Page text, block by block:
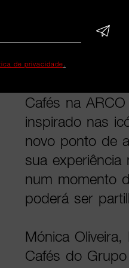
Nesta edição, a
de marca
Cafés na
inspirado nas
novo ponto de
sua
num momento
poderá ser
Mónica
Cafés do
de privacidade.